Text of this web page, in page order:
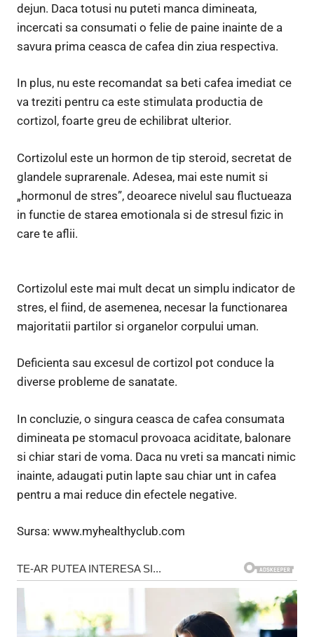
dejun. Daca totusi nu puteti manca dimineata,
incercati sa consumati o felie de paine inainte de a
savura prima ceasca de cafea din ziua respectiva.
In plus, nu este recomandat sa beti cafea imediat ce
va treziti pentru ca este stimulata productia de
cortizol, foarte greu de echilibrat ulterior.
Cortizolul este un hormon de tip steroid, secretat de
glandele suprarenale. Adesea, mai este numit si
„hormonul de stres”, deoarece nivelul sau fluctueaza
in functie de starea emotionala si de stresul fizic in
care te aflii.
Cortizolul este mai mult decat un simplu indicator de
stres, el fiind, de asemenea, necesar la functionarea
majoritatii partilor si organelor corpului uman.
Deficienta sau excesul de cortizol pot conduce la
diverse probleme de sanatate.
In concluzie, o singura ceasca de cafea consumata
dimineata pe stomacul provoaca aciditate, balonare
si chiar stari de voma. Daca nu vreti sa mancati nimic
inainte, adaugati putin lapte sau chiar unt in cafea
pentru a mai reduce din efectele negative.
Sursa: www.myhealthyclub.com